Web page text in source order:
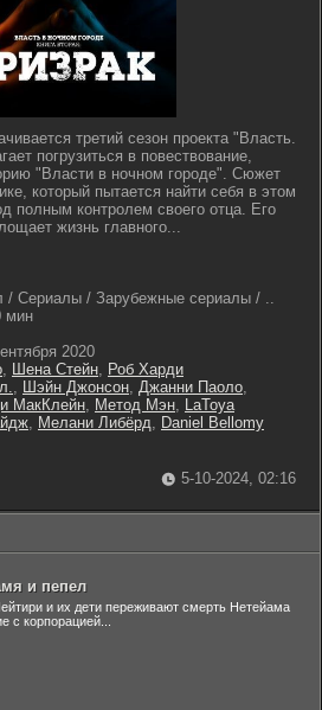
третий сезон проекта "Власть.
погрузиться в повествование,
"Власти в ночном городе". Сюжет
который пытается найти себя в этом
полным контролем своего отца. Его
жизнь главного...
/ Сериалы / Зарубежные сериалы / ..
мин
2020
, Шена Стейн, Роб Харди
, Шэйн Джонсон, Джанни Паоло,
МакКлейн, Метод Мэн, LaToya
, Мелани Либёрд, Daniel Bellomy
5-10-2024, 02:16
и пепел
и их дети переживают смерть Нетейама
с корпорацией...